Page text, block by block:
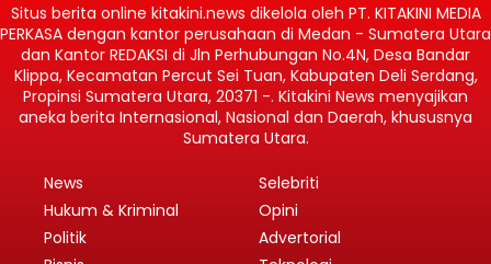
Situs berita online kitakini.news dikelola oleh PT. KITAKINI MEDIA
PERKASA dengan kantor perusahaan di Medan - Sumatera Utara
dan Kantor REDAKSI di Jln Perhubungan No.4N, Desa Bandar
Klippa, Kecamatan Percut Sei Tuan, Kabupaten Deli Serdang,
Propinsi Sumatera Utara, 20371 -. Kitakini News menyajikan
aneka berita Internasional, Nasional dan Daerah, khususnya
Sumatera Utara.
News
Hukum & Kriminal
Politik
Selebriti
Opini
Advertorial